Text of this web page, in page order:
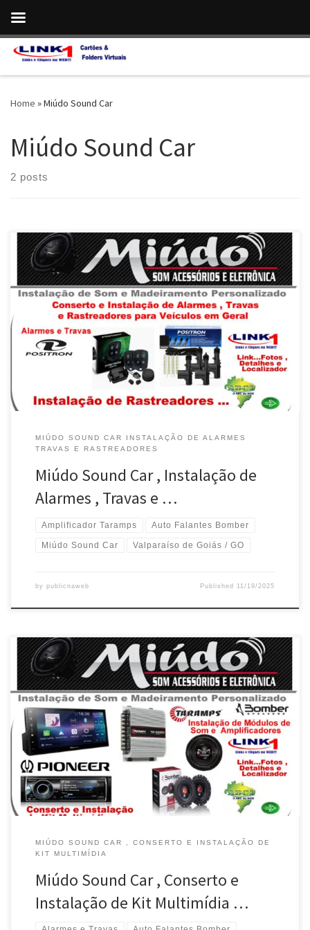
Skip to content
Home »Miúdo Sound Car
Miúdo Sound Car
2 posts
Na Miúdo Sound Car , Conserto e instalação de Alarmes e Travas
Elétricas em Valparaíso de Goiás / DF Conserto e instalação de
Rastreadores por Satélite para Veículos Automotores em Geral ….
Conserto e Manutenção de Máquinas de Vidro e Vidros
Automatizados na Miúdo Sound Car .. Conserto e Manutenção […]
MIÚDO SOUND CAR INSTALAÇÃO DE ALARMES
TRAVAS E RASTREADORES
Miúdo Sound Car , Instalação de
Alarmes , Travas e …
Amplificador Taramps Auto Falantes Bomber
Miúdo Sound Car Valparaíso de Goiás / GO
by publicnaweb Published 11/19/2025
MIÚDO SOUND CAR , CONSERTO E INSTALAÇÃO DE
KIT MULTIMÍDIA
Miúdo Sound Car , Conserto e
Instalação de Kit Multimídia …